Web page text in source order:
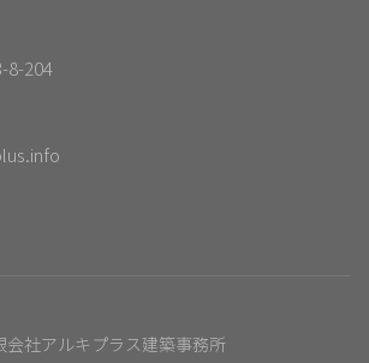
8-204
会社アルキプラス建築事務所